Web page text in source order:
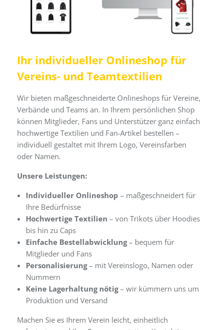
Ihr individueller Onlineshop für
Vereins- und Teamtextilien
Wir bieten maßgeschneiderte Onlineshops für Vereine,
Verbände und Teams an. In Ihrem persönlichen Shop
können Mitglieder, Fans und Unterstützer ganz einfach
hochwertige Textilien und Fan-Artikel bestellen –
individuell gestaltet mit Ihrem Logo, Vereinsfarben
oder Namen.
Unsere Leistungen:
Individueller Onlineshop – maßgeschneidert für
Ihre Bedürfnisse
Hochwertige Textilien – von Trikots über Hoodies
bis hin zu Caps
Einfache Bestellabwicklung– bequem für
Mitglieder und Fans
Personalisierung– mit Vereinslogo, Namen oder
Nummern
Keine Lagerhaltung nötig– wir kümmern uns um
Produktion und Versand
Machen Sie es Ihrem Verein leicht, einheitlich